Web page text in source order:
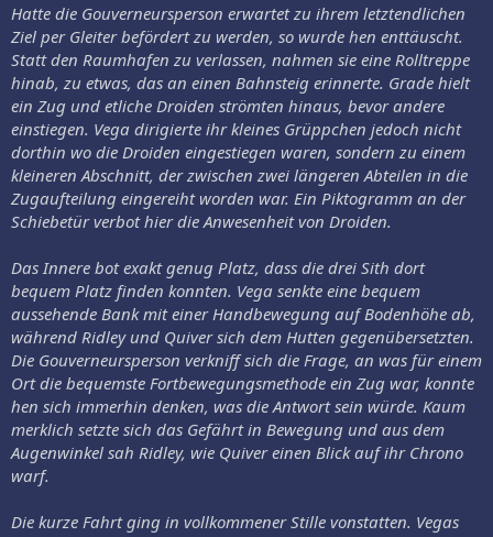
Hatte die Gouverneursperson erwartet zu ihrem letztendlichen
Ziel per Gleiter befördert zu werden, so wurde hen enttäuscht.
Statt den Raumhafen zu verlassen, nahmen sie eine Rolltreppe
hinab, zu etwas, das an einen Bahnsteig erinnerte. Grade hielt
ein Zug und etliche Droiden strömten hinaus, bevor andere
einstiegen. Vega dirigierte ihr kleines Grüppchen jedoch nicht
dorthin wo die Droiden eingestiegen waren, sondern zu einem
kleineren Abschnitt, der zwischen zwei längeren Abteilen in die
Zugaufteilung eingereiht worden war. Ein Piktogramm an der
Schiebetür verbot hier die Anwesenheit von Droiden.
Das Innere bot exakt genug Platz, dass die drei Sith dort
bequem Platz finden konnten. Vega senkte eine bequem
aussehende Bank mit einer Handbewegung auf Bodenhöhe ab,
während Ridley und Quiver sich dem Hutten gegenübersetzten.
Die Gouverneursperson verkniff sich die Frage, an was für einem
Ort die bequemste Fortbewegungsmethode ein Zug war, konnte
hen sich immerhin denken, was die Antwort sein würde. Kaum
merklich setzte sich das Gefährt in Bewegung und aus dem
Augenwinkel sah Ridley, wie Quiver einen Blick auf ihr Chrono
warf.
Die kurze Fahrt ging in vollkommener Stille vonstatten. Vegas